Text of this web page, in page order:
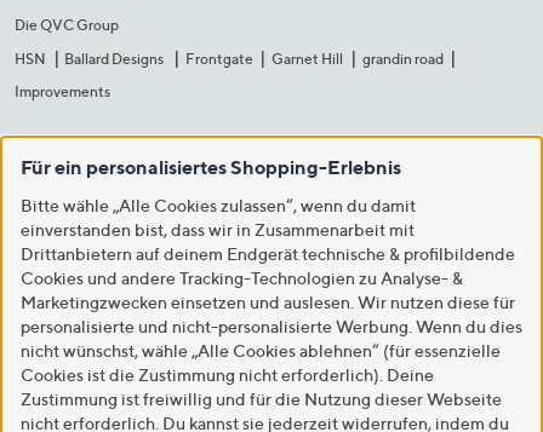
Die QVC Group
HSN
Ballard Designs Frontgate Garnet Hill
grandin road
Improvements
Für ein personalisiertes Shopping-Erlebnis
Bitte wähle „Alle Cookies zulassen“, wenn du damit
einverstanden bist, dass wir in Zusammenarbeit mit
Drittanbietern auf deinem Endgerät technische & profilbildende
Cookies und andere Tracking-Technologien zu Analyse- &
Marketingzwecken einsetzen und auslesen. Wir nutzen diese für
personalisierte und nicht-personalisierte Werbung. Wenn du dies
nicht wünschst, wähle „Alle Cookies ablehnen“ (für essenzielle
Cookies ist die Zustimmung nicht erforderlich). Deine
Zustimmung ist freiwillig und für die Nutzung dieser Webseite
nicht erforderlich. Du kannst sie jederzeit widerrufen, indem du